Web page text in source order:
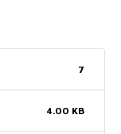
7
4.00 KB